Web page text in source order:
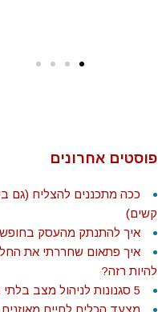
פוסטים אחרונים
ככה מתכננים להצליח (גם
קשים)
איך להתנתק מהעסק
איך פתאום שחררתי את
להיות רזה?
5 סגנונות לניהול מצב בלתי צפוי
מצעד הכלים לחיים